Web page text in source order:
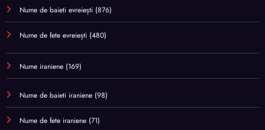
Nume de baieti evreiești (876)
Nume de fete evreiești (480)
Nume iraniene (169)
Nume de baieti iraniene (98)
Nume de fete iraniene (71)